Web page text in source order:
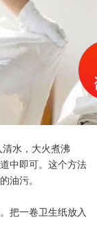
水，大火煮沸
中即可。这个方法
油污。
把一卷卫生纸放入